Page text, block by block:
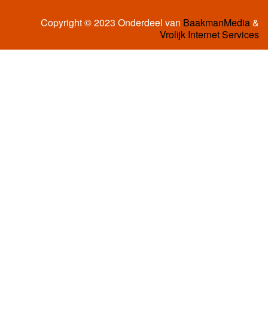
Copyright © 2023 Onderdeel van BaakmanMedia&
Vrolijk Internet Services